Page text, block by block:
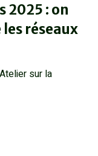
2025 : on
réseaux
sur la